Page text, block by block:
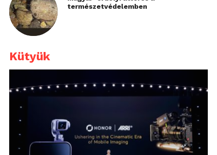
természetvédelemben
Kütyük